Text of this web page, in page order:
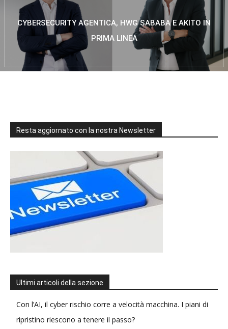
CYBERSECURITY AGENTICA, HWG SABABA E AKITO IN
PRIMA LINEA
Resta aggiornato con la nostra Newsletter
Ultimi articoli della sezione
Con l’AI, il cyber rischio corre a velocità macchina. I piani di
ripristino riescono a tenere il passo?